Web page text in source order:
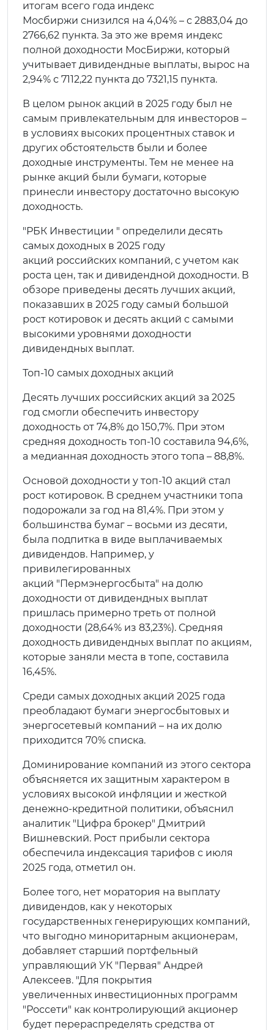
итогам всего года индекс
Мосбиржи снизился на 4,04% – с 2883,04 до
2766,62 пункта. За это же время индекс
полной доходности МосБиржи, который
учитывает дивидендные выплаты, вырос на
2,94% с 7112,22 пункта до 7321,15 пункта.
В целом рынок акций в 2025 году был не
самым привлекательным для инвесторов –
в условиях высоких процентных ставок и
других обстоятельств были и более
доходные инструменты. Тем не менее на
рынке акций были бумаги, которые
принесли инвестору достаточно высокую
доходность.
"РБК Инвестиции " определили десять
самых доходных в 2025 году
акций российских компаний, с учетом как
роста цен, так и дивидендной доходности. В
обзоре приведены десять лучших акций,
показавших в 2025 году самый большой
рост котировок и десять акций с самыми
высокими уровнями доходности
дивидендных выплат.
Топ-10 самых доходных акций
Десять лучших российских акций за 2025
год смогли обеспечить инвестору
доходность от 74,8% до 150,7%. При этом
средняя доходность топ-10 составила 94,6%,
а медианная доходность этого топа – 88,8%.
Основой доходности у топ-10 акций стал
рост котировок. В среднем участники топа
подорожали за год на 81,4%. При этом у
большинства бумаг – восьми из десяти,
была подпитка в виде выплачиваемых
дивидендов. Например, у
привилегированных
акций "Пермэнергосбыта" на долю
доходности от дивидендных выплат
пришлась примерно треть от полной
доходности (28,64% из 83,23%). Средняя
доходность дивидендных выплат по акциям,
которые заняли места в топе, составила
16,45%.
Среди самых доходных акций 2025 года
преобладают бумаги энергосбытовых и
энергосетевый компаний – на их долю
приходится 70% списка.
Доминирование компаний из этого сектора
объясняется их защитным характером в
условиях высокой инфляции и жесткой
денежно-кредитной политики, объяснил
аналитик "Цифра брокер" Дмитрий
Вишневский. Рост прибыли сектора
обеспечила индексация тарифов с июля
2025 года, отметил он.
Более того, нет моратория на выплату
дивидендов, как у некоторых
государственных генерирующих компаний,
что выгодно миноритарным акционерам,
добавляет старший портфельный
управляющий УК "Первая" Андрей
Алексеев. "Для покрытия
увеличенных инвестиционных программ
"Россети" как контролирующий акционер
будет перераспределять средства от